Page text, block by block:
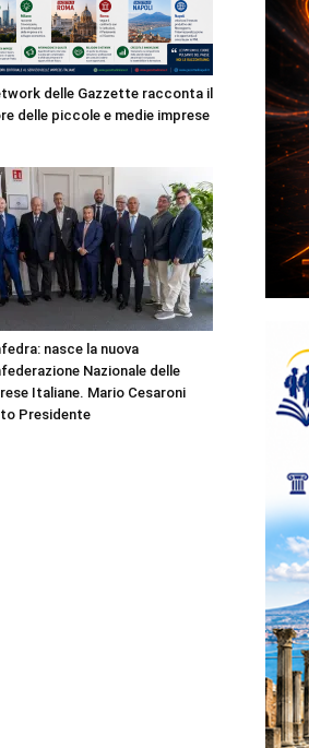
delle Gazzette racconta il
delle piccole e medie imprese
nasce la nuova
Nazionale delle
Italiane. Mario Cesaroni
Presidente